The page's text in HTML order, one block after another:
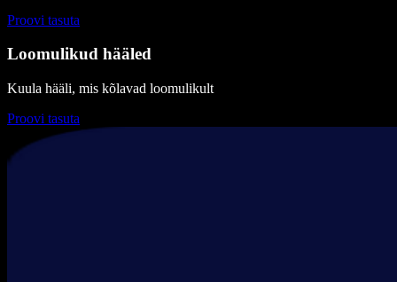
Proovi tasuta
Loomulikud hääled
Kuula hääli, mis kõlavad loomulikult
Proovi tasuta